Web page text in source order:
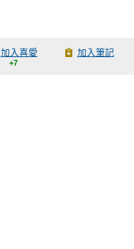
加入喜愛
+7
加入筆記